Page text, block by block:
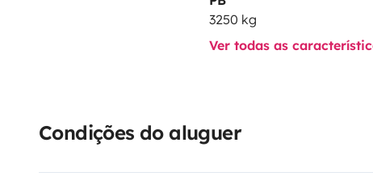
3250 kg
Ver todas as
Condições do aluguer